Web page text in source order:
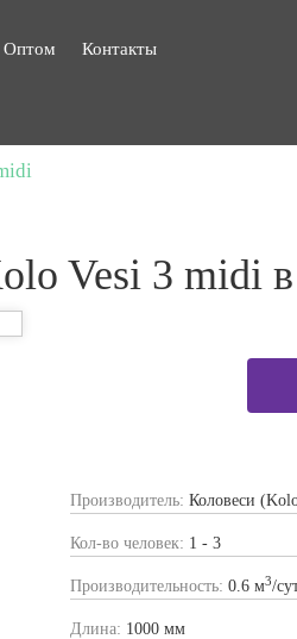
Оптом Контакты
Vesi 3 midi
Производитель: Коловеси
Кол-во человек: 1 - 3
Производительность: 0.6 м3/
Длина: 1000 мм